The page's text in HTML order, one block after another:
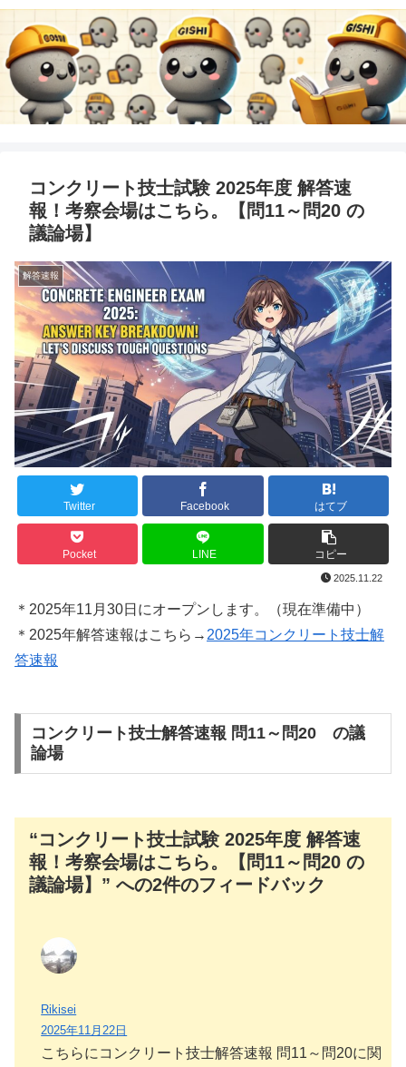
コンクリート技士試験 2025年度 解答速
報！考察会場はこちら。【問11～問20 の
議論場】
解答速報
Twitter Facebook はてブ
Pocket LINE コピー
2025.11.22
＊2025年11月30日にオープンします。（現在準備中）
＊2025年解答速報はこちら→2025年コンクリート技士解
答速報
コンクリート技士解答速報 問11～問20 の議
論場
“コンクリート技士試験 2025年度 解答速
報！考察会場はこちら。【問11～問20 の
議論場】” への2件のフィードバック
Rikisei
2025年11月22日
こちらにコンクリート技士解答速報 問11～問20に関